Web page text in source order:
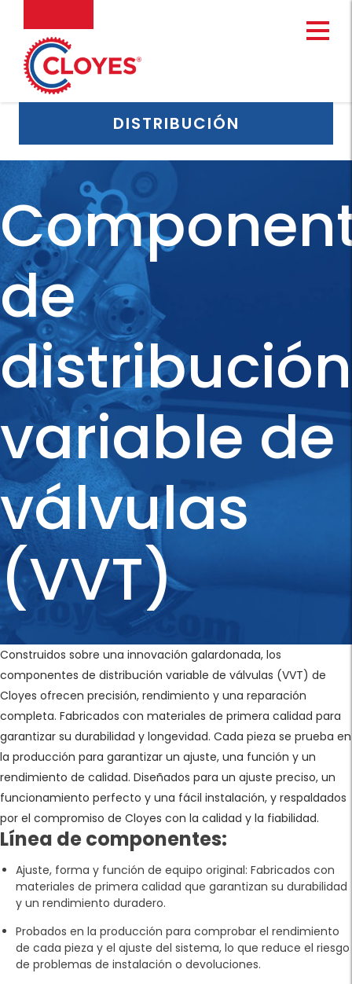
contenido
DISTRIBUCIÓN
de
distribución
variable de
válvulas
(VVT)
Construidos sobre una innovación galardonada, los
componentes de distribución variable de válvulas (VVT) de
Cloyes ofrecen precisión, rendimiento y una reparación
completa. Fabricados con materiales de primera calidad para
garantizar su durabilidad y longevidad. Cada pieza se prueba en
la producción para garantizar un ajuste, una función y un
rendimiento de calidad. Diseñados para un ajuste preciso, un
funcionamiento perfecto y una fácil instalación, y respaldados
por el compromiso de Cloyes con la calidad y la fiabilidad.
Línea de componentes:
Ajuste, forma y función de equipo original: Fabricados con
materiales de primera calidad que garantizan su durabilidad
y un rendimiento duradero.
Probados en la producción para comprobar el rendimiento
de cada pieza y el ajuste del sistema, lo que reduce el riesgo
de problemas de instalación o devoluciones.